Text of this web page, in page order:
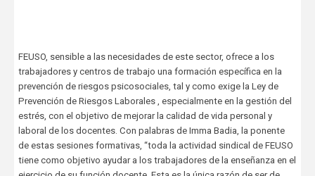
FEUSO, sensible a las necesidades de este sector, ofrece a los
trabajadores y centros de trabajo una formación específica en la
prevención de riesgos psicosociales, tal y como exige la Ley de
Prevención de Riesgos Laborales , especialmente en la gestión del
estrés, con el objetivo de mejorar la calidad de vida personal y
laboral de los docentes. Con palabras de Imma Badia, la ponente
de estas sesiones formativas, “toda la actividad sindical de FEUSO
tiene como objetivo ayudar a los trabajadores de la enseñanza en el